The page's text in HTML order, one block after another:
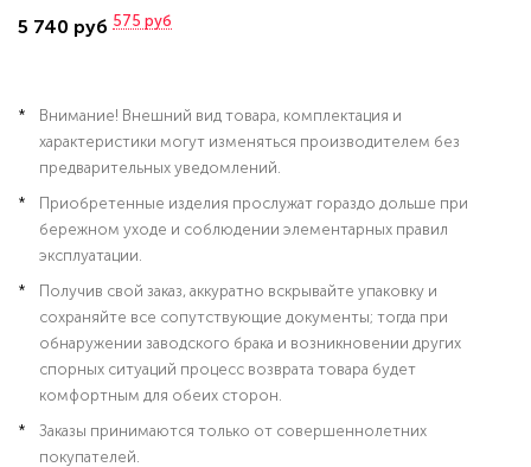
5 740 руб 575 руб
Внимание! Внешний вид товара, комплектация и
характеристики могут изменяться производителем без
предварительных уведомлений.
Приобретенные изделия прослужат гораздо дольше при
бережном уходе и соблюдении элементарных правил
эксплуатации.
Получив свой заказ, аккуратно вскрывайте упаковку и
сохраняйте все сопутствующие документы; тогда при
обнаружении заводского брака и возникновении других
спорных ситуаций процесс возврата товара будет
комфортным для обеих сторон.
Заказы принимаются только от совершеннолетних
покупателей.